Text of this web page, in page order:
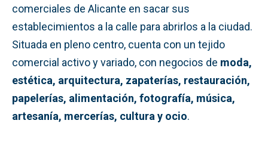
comerciales de Alicante en sacar sus
establecimientos a la calle para abrirlos a la ciudad.
Situada en pleno centro, cuenta con un tejido
comercial activo y variado, con negocios de moda,
estética, arquitectura, zapaterías, restauración,
papelerías, alimentación, fotografía, música,
artesanía, mercerías, cultura y ocio.